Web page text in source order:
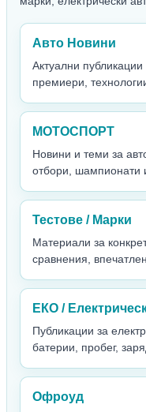
Авто Новини
Актуални
премиери,
МОТОСПОРТ
Новини и теми за
отбори, шампионати
Тестове / Марки
Материали за
сравнения,
ЕКО /
Публикации за
батерии, пробег,
Офроуд